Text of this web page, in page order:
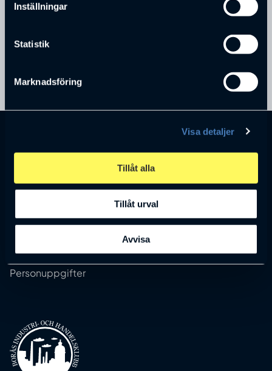
Inställningar
Statistik
Marknadsföring
Visa detaljer
Tillåt alla
Tillåt urval
Avvisa
TELEFONNUMMER
info@handelsklubben.se
Stadgar
Nyheter
Personuppgifter